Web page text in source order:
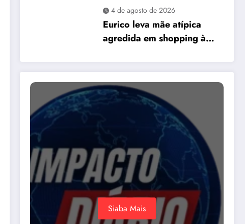
4 de agosto de 2026
Eurico leva mãe atípica
agredida em shopping à
preparo dos
estabelecimentos para
acolher autistas
Siaba Mais